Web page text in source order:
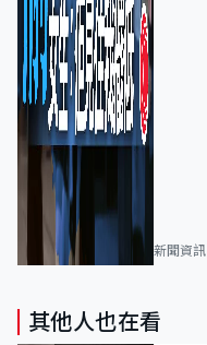
新聞資訊
其他人也在看